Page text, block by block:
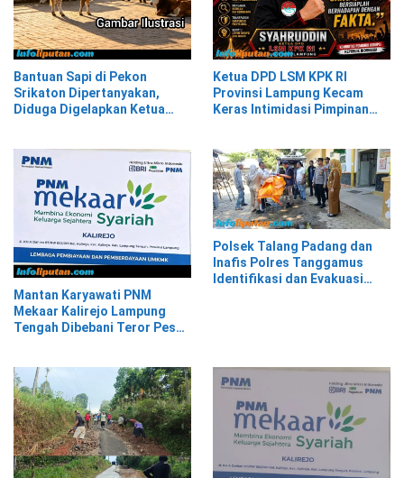
Bantuan Sapi di Pekon
Srikaton Dipertanyakan,
Diduga Digelapkan Ketua
Ketua DPD LSM KPK RI
Provinsi Lampung Kecam
Keras Intimidasi Pimpinan
Mantan Karyawati PNM
Mekaar Kalirejo Lampung
Tengah Dibebani Teror Pesan
Polsek Talang Padang dan
Inafis Polres Tanggamus
Identifikasi dan Evakuasi